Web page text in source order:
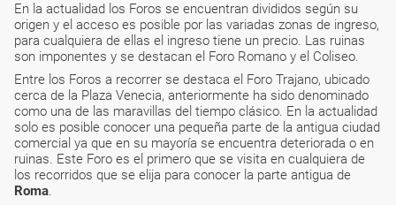
En la actualidad los Foros se encuentran divididos según su
origen y el acceso es posible por las variadas zonas de ingreso,
para cualquiera de ellas el ingreso tiene un precio. Las ruinas
son imponentes y se destacan el Foro Romano y el Coliseo.
Entre los Foros a recorrer se destaca el Foro Trajano, ubicado
cerca de la Plaza Venecia, anteriormente ha sido denominado
como una de las maravillas del tiempo clásico. En la actualidad
solo es posible conocer una pequeña parte de la antigua ciudad
comercial ya que en su mayoría se encuentra deteriorada o en
ruinas. Este Foro es el primero que se visita en cualquiera de
los recorridos que se elija para conocer la parte antigua de
Roma.